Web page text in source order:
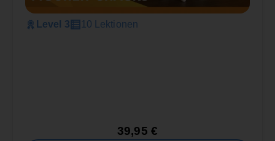
Level 3 10 Lektionen
39,95 €